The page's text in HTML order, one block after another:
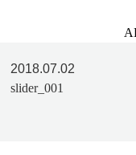
2018.07.02
slider_001